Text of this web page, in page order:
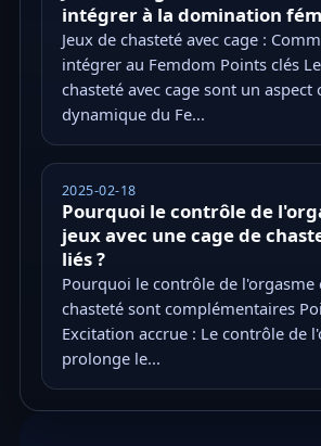
intégrer à la domination
Jeux de chasteté avec cage :
intégrer au Femdom Points clés
chasteté avec cage sont un aspect
dynamique du Fe...
2025-02-18
Pourquoi le contrôle de
jeux avec une cage de
liés ?
Pourquoi le contrôle de l'orgasme
chasteté sont complémentaires
Excitation accrue : Le contrôle de
prolonge le...